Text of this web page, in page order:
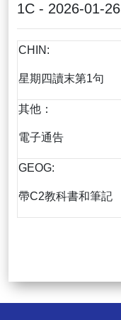
1C - 2026-01-26
CHIN:
星期四讀末第1句
其他：
電子通告
GEOG:
帶C2教科書和筆記